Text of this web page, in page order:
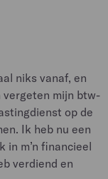
niks vanaf, en
vergeten mijn btw-
op de
Ik heb nu een
in m’n financieel
verdiend en